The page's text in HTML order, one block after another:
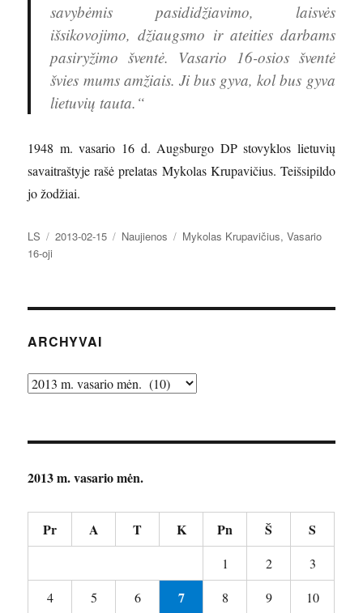
savybėmis pasididžiavimo, laisvės
išsikovojimo, džiaugsmo ir ateities darbams
pasiryžimo šventė. Vasario 16-osios šventė
švies mums amžiais. Ji bus gyva, kol bus gyva
lietuvių tauta.“
1948 m. vasario 16 d. Augsburgo DP stovyklos lietuvių
savaitraštyje rašė prelatas Mykolas Krupavičius. Teišsipildo
jo žodžiai.
Autorius
LS Paskelbta
2013-02-15 Kategorijos
Naujienos Žymos
Mykolas Krupavičius,Vasario
16-oji
ARCHYVAI
Archyvai
2013 m. vasario mėn.
Pr A T K Pn Š S
1 2
3
4
5 6 7 8 9 10